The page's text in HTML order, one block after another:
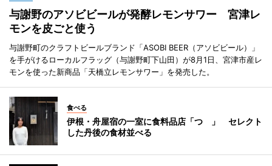
与謝野のアソビビールが発酵レモンサワー 宮津レ
モンを皮ごと使う
与謝野町のクラフトビールブランド「ASOBI BEER（アソビビール）」
を手がけるローカルフラッグ（与謝野町下山田）が8月1日、宮津市産レ
モンを使った新商品「天橋立レモンサワー」を発売した。
食べる
伊根・舟屋宿の一室に食料品店「つゝ」 セレクト
した丹後の食材並べる